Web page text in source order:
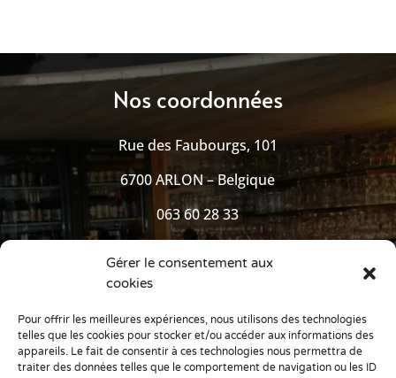
Gérer le consentement aux
cookies
Pour offrir les meilleures expériences, nous utilisons des technologies
telles que les cookies pour stocker et/ou accéder aux informations des
appareils. Le fait de consentir à ces technologies nous permettra de
traiter des données telles que le comportement de navigation ou les ID
Nos coordonnées
Rue des Faubourgs, 101
6700 ARLON – Belgique
063 60 28 33
Pages utiles
Mentions légales